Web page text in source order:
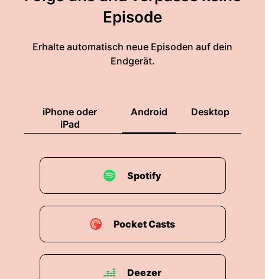
Episode
Erhalte automatisch neue Episoden auf dein
Endgerät.
iPhone oder
iPad
Android Desktop
Spotify
Pocket Casts
Deezer